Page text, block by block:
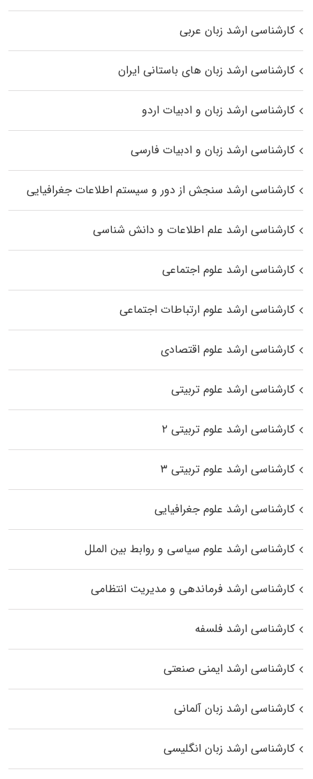
کارشناسی ارشد زبان عربی
کارشناسی ارشد زبان‌ های باستانی ایران
کارشناسی ارشد زبان و ادبیات اردو
کارشناسی ارشد زبان و ادبیات فارسی
کارشناسی ارشد سنجش از دور و سیستم اطلاعات جغرافیایی
کارشناسی ارشد علم اطلاعات و دانش شناسی
کارشناسی ارشد علوم اجتماعی
کارشناسی ارشد علوم ارتباطات اجتماعی
کارشناسی ارشد علوم اقتصادی
کارشناسی ارشد علوم تربیتی
کارشناسی ارشد علوم تربیتی ۲
کارشناسی ارشد علوم تربیتی ۳
کارشناسی ارشد علوم جغرافیایی
کارشناسی ارشد علوم سیاسی و روابط بین الملل
کارشناسی ارشد فرماندهی و مدیریت انتظامی
کارشناسی ارشد فلسفه
کارشناسی ارشد ایمنی صنعتی
کارشناسی ارشد زبان آلمانی
کارشناسی ارشد زبان انگلیسی